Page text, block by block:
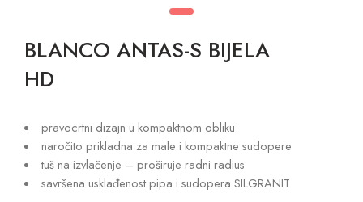
BLANCO ANTAS-S BIJELA
HD
pravocrtni dizajn u kompaktnom obliku
naročito prikladna za male i kompaktne sudopere
tuš na izvlačenje – proširuje radni radius
savršena usklađenost pipa i sudopera SILGRANIT